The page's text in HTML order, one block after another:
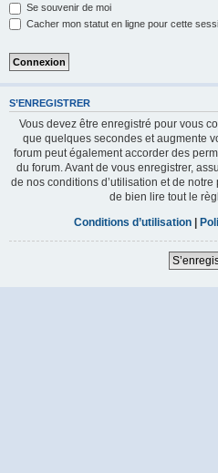
Se souvenir de moi
Cacher mon statut en ligne pour cette
S’ENREGISTRER
Vous devez être enregistré pour vous
que quelques secondes et augmente
forum peut également accorder des
du forum. Avant de vous enregistrer,
de nos conditions d’utilisation et de
de bien lire tout le
Conditions d’utilisation|